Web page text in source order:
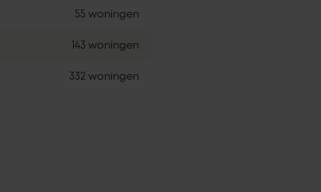
55 woningen
143 woningen
332 woningen